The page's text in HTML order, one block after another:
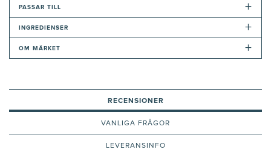
PASSAR TILL +
INGREDIENSER +
OM MÄRKET +
RECENSIONER
VANLIGA FRÅGOR
LEVERANSINFO